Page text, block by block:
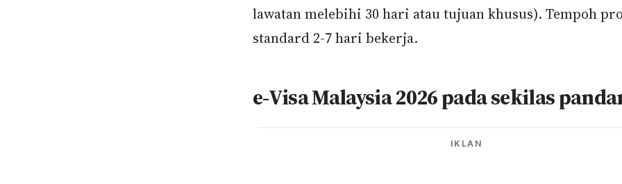
lawatan melebihi 30 hari atau tujuan khusus). Tempoh
standard 2-7 hari bekerja.
e-Visa Malaysia 2026 pada sekilas
IKLAN